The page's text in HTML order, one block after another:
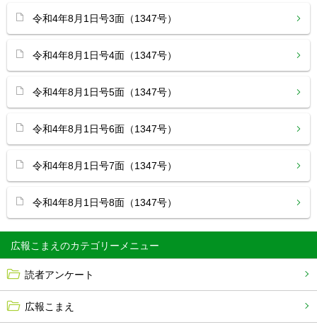
広報こまえ
読者アンケート
広報こまえ
令和4年8月1日号3面（1347号）
令和4年8月1日号4面（1347号）
令和4年8月1日号5面（1347号）
令和4年8月1日号6面（1347号）
令和4年8月1日号7面（1347号）
令和4年8月1日号8面（1347号）